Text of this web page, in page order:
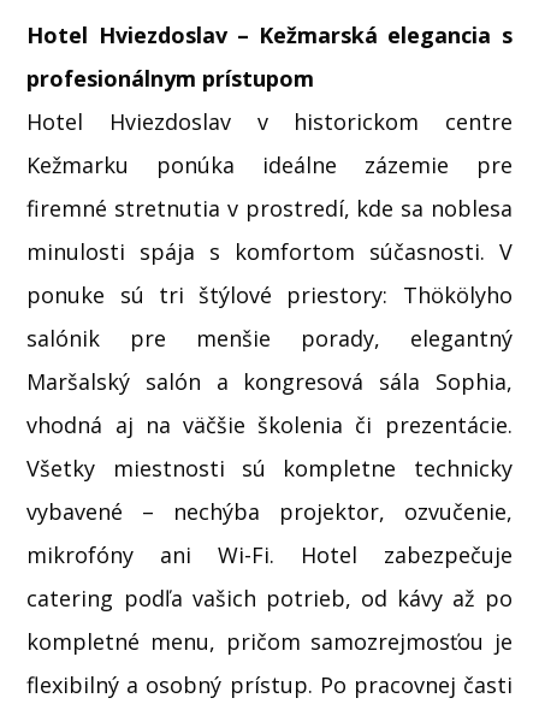
Hotel Hviezdoslav – Kežmarská elegancia s
profesionálnym prístupom
Hotel Hviezdoslav v historickom centre
Kežmarku ponúka ideálne zázemie pre
firemné stretnutia v prostredí, kde sa noblesa
minulosti spája s komfortom súčasnosti. V
ponuke sú tri štýlové priestory: Thökölyho
salónik pre menšie porady, elegantný
Maršalský salón a kongresová sála Sophia,
vhodná aj na väčšie školenia či prezentácie.
Všetky miestnosti sú kompletne technicky
vybavené – nechýba projektor, ozvučenie,
mikrofóny ani Wi-Fi. Hotel zabezpečuje
catering podľa vašich potrieb, od kávy až po
kompletné menu, pričom samozrejmosťou je
flexibilný a osobný prístup. Po pracovnej časti